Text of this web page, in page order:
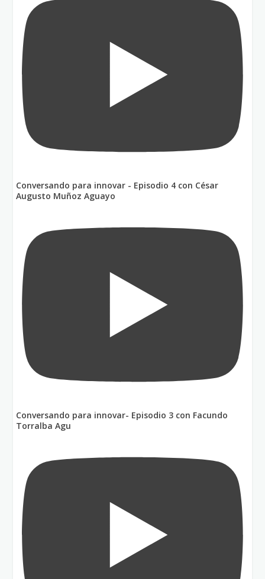
Conversando para innovar - Episodio 4 con César
Augusto Muñoz Aguayo
Conversando para innovar- Episodio 3 con Facundo
Torralba Agu